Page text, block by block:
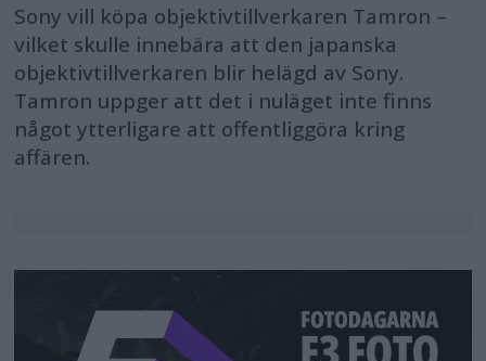
Sony vill köpa objektivtillverkaren Tamron –
vilket skulle innebära att den japanska
objektivtillverkaren blir helägd av Sony.
Tamron uppger att det i nuläget inte finns
något ytterligare att offentliggöra kring
affären.